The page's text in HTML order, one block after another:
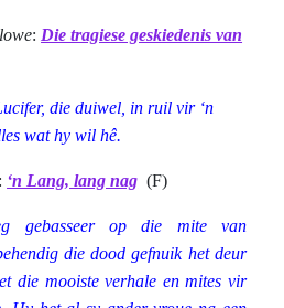
: Die tragiese geskiedenis van
die duiwel, in ruil vir ‘n
wat hy wil hê.
: ‘n Lang, lang nag (F)
gebasseer op die mite van
die dood gefnuik het deur
die mooiste verhale en mites vir